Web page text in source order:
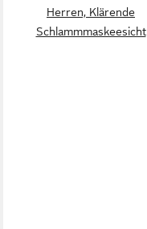
Herren, Klärende
Schlammmaskeesicht